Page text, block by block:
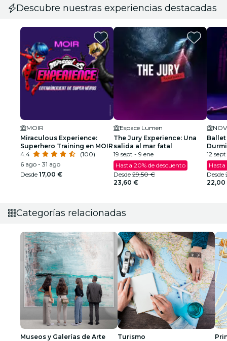
Descubre nuestras experiencias destacadas
MOIR
Miraculous Experience:
Superhero Training en MOIR
4.4
(100)
6 ago - 31 ago
Desde 17,00 €
Espace Lumen
The Jury Experience: Una
salida al mar fatal
19 sept - 9 ene
Hasta 20% de descuento
Desde 29,50 €
23,60 €
Ballet
12
Hasta
Desde
22,00
Categorías relacionadas
Museos y Galerías de Arte Turismo